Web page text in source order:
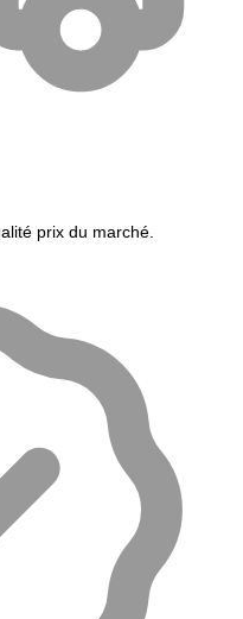
prix du marché.